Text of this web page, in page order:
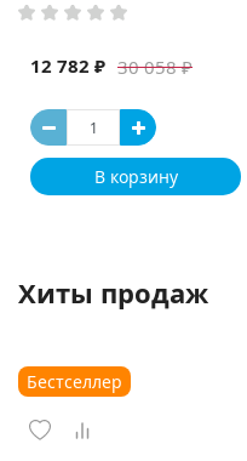
30 058 ₽
12 782 ₽
В корзину
Хиты продаж
Бестселлер